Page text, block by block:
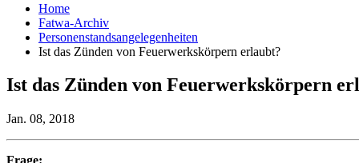
Home
Fatwa-Archiv
Personenstandsangelegenheiten
Ist das Zünden von Feuerwerkskörpern erlaubt?
Ist das Zünden von Feuerwerkskörpern
Jan. 08, 2018